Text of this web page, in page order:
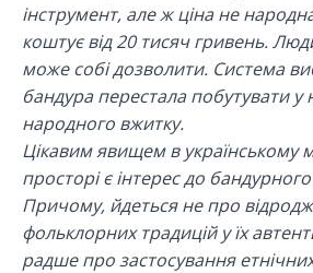
інструмент, але ж ціна не
коштує від 20 тисяч гривень.
може собі дозволити. Система
бандура перестала побутувати у
народного вжитку.
Цікавим явищем в українському
просторі є інтерес до
Причому, йдеться не про
фольклорних традицій у їх
радше про застосування